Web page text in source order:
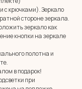
с крючками). Зеркало
стороне зеркала.
зеркало как
кнопки на зеркале
полотна и
в подарок!
при